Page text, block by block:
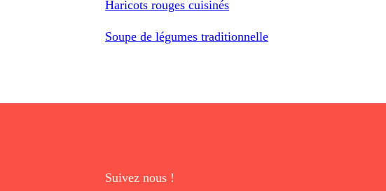
Haricots rouges cuisinés
Soupe de légumes traditionnelle
Suivez nous !